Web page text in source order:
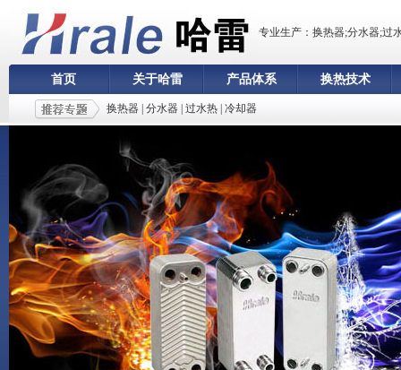
专业生产：换热器;分水器;过
首页 关于哈雷 产品体系 换热技术
换热器 分水器 过水热 冷却器